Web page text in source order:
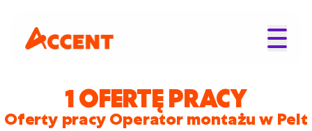
1 OFERTĘ PRACY
Oferty pracy Operator montażu w Pelt